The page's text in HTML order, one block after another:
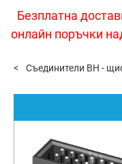
Безплатна
онлайн поръчки
Съединители BH -